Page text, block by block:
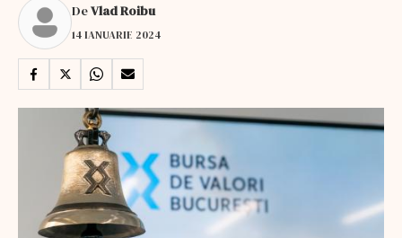
DeVlad Roibu
14 IANUARIE 2024